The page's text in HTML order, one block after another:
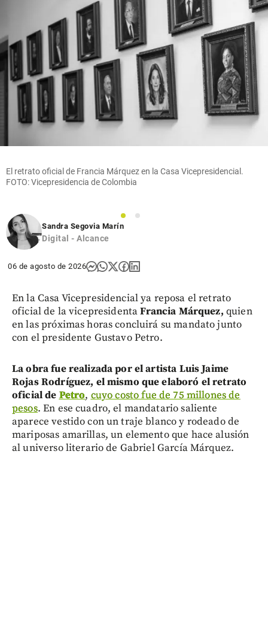
El retrato oficial de Francia Márquez en la Casa Vicepresidencial.
FOTO: Vicepresidencia de Colombia
1
2
Sandra Segovia Marín
Digital - Alcance
06 de agosto de 2026
En la Casa Vicepresidencial ya reposa el retrato
oficial de la vicepresidentaFrancia Márquez, quien
en las próximas horas concluirá su mandato junto
con el presidente Gustavo Petro.
La obra fue realizada por el artista Luis Jaime
Rojas Rodríguez, el mismo que elaboró el retrato
oficial de Petro, cuyo costo fue de 75 millones de
pesos. En ese cuadro, el mandatario saliente
aparece vestido con un traje blanco y rodeado de
mariposas amarillas, un elemento que hace alusión
al universo literario de Gabriel García Márquez.